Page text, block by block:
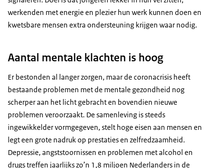
werkenden met energie en plezier hun werk kunnen doen en
kwetsbare mensen extra ondersteuning krijgen waar nodig.
Aantal mentale klachten is hoog
Er bestonden al langer zorgen, maar de coronacrisis heeft
bestaande problemen met de mentale gezondheid nog
scherper aan het licht gebracht en bovendien nieuwe
problemen veroorzaakt. De samenleving is steeds
ingewikkelder vormgegeven, stelt hoge eisen aan mensen en
legt een grote nadruk op prestaties en zelfredzaamheid.
Depressie, angststoornissen en problemen met alcohol en
drugs treffen jaarlijks zo’n 1,8 miljoen Nederlanders in de